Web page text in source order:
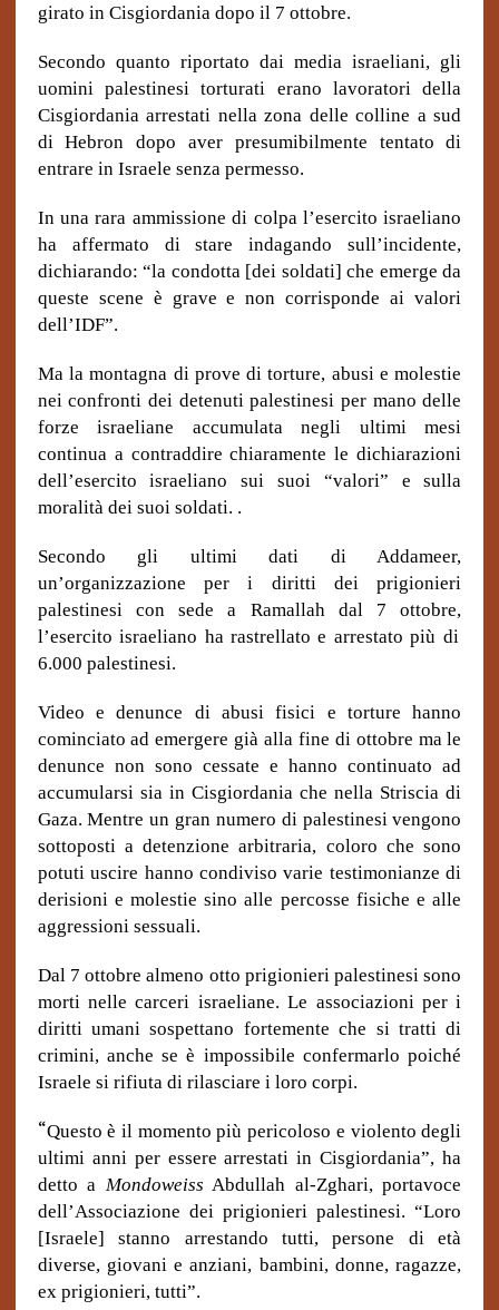
girato in Cisgiordania dopo il 7 ottobre.
Secondo quanto riportato dai media israeliani, gli
uomini palestinesi torturati erano lavoratori della
Cisgiordania arrestati nella zona delle colline a sud
di Hebron dopo aver presumibilmente tentato di
entrare in Israele senza permesso.
In una rara ammissione di colpa l’esercito israeliano
ha affermato di stare indagando sull’incidente,
dichiarando: “la condotta [dei soldati] che emerge da
queste scene è grave e non corrisponde ai valori
dell’IDF”.
Ma la montagna di prove di torture, abusi e molestie
nei confronti dei detenuti palestinesi per mano delle
forze israeliane accumulata negli ultimi mesi
continua a contraddire chiaramente le dichiarazioni
dell’esercito israeliano sui suoi “valori” e sulla
moralità dei suoi soldati. .
Secondo gli ultimi dati di Addameer,
un’organizzazione per i diritti dei prigionieri
palestinesi con sede a Ramallah dal 7 ottobre,
l’esercito israeliano ha rastrellato e arrestato più di
6.000 palestinesi.
Video e denunce di abusi fisici e torture hanno
cominciato ad emergere già alla fine di ottobre ma le
denunce non sono cessate e hanno continuato ad
accumularsi sia in Cisgiordania che nella Striscia di
Gaza. Mentre un gran numero di palestinesi vengono
sottoposti a detenzione arbitraria, coloro che sono
potuti uscire hanno condiviso varie testimonianze di
derisioni e molestie sino alle percosse fisiche e alle
aggressioni sessuali.
Dal 7 ottobre almeno otto prigionieri palestinesi sono
morti nelle carceri israeliane. Le associazioni per i
diritti umani sospettano fortemente che si tratti di
crimini, anche se è impossibile confermarlo poiché
Israele si rifiuta di rilasciare i loro corpi.
“Questo è il momento più pericoloso e violento degli
ultimi anni per essere arrestati in Cisgiordania”, ha
detto a Mondoweiss Abdullah al-Zghari, portavoce
dell’Associazione dei prigionieri palestinesi. “Loro
[Israele] stanno arrestando tutti, persone di età
diverse, giovani e anziani, bambini, donne, ragazze,
ex prigionieri, tutti”.